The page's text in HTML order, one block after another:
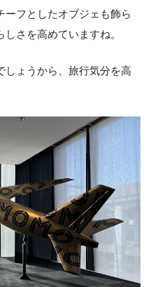
ーフとしたオブジェも飾ら
さを高めていますね。
しょうから、旅行気分を高